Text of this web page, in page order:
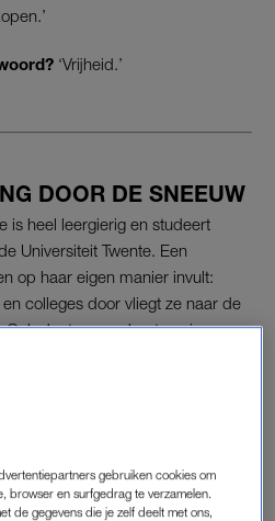
‘Vrijheid.’
DOOR DE SNEEUW
is heel leergierig en studeert
Universiteit Twente. Een
op haar eigen manier invult:
colleges door vliegt ze naar de
doet ze een bestuursjaar,
doet over haar studie. In
Noortje. “Er wordt van je
een master doet en daarna
waarin je hebt gestudeerd. Maar
gebruiken cookies om
browser en surfgedrag te verzamelen.
de gegevens die je zelf deelt met ons,